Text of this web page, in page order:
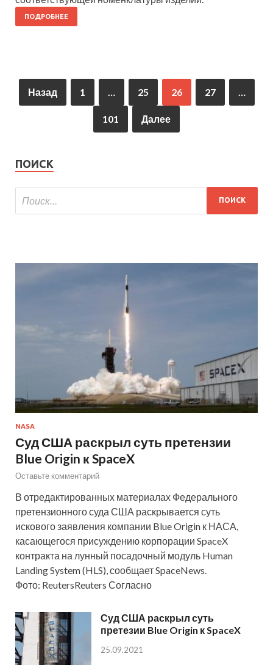
ПОДРОБНЕЕ
Назад 1 25 26 27
101 Далее
ПОИСК
NASA
Суд США раскрыл суть претензии
Blue Origin к SpaceX
Оставьте комментарий
В отредактированных материалах Федерального
претензионного суда США раскрывается суть
искового заявления компании Blue Origin к НАСА,
касающегося присуждению корпорации SpaceX
контракта на лунный посадочный модуль Human
Landing System (HLS), сообщает SpaceNews.
Фото: ReutersReuters Согласно
Суд США раскрыл суть
претезии Blue Origin к SpaceX
25.09.2021